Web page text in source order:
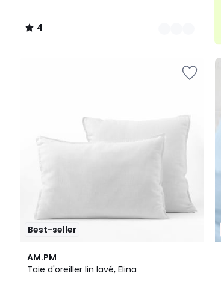
4
/
Best-seller
AM.PM
Taie d'oreiller lin lavé, Elina
4,3
/ 5
25
Couleurs